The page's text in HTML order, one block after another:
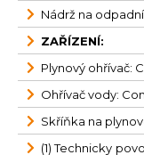
Nádrž na
ZAŘÍZENÍ:
Plynový ohřívač:
Ohřívač vody:
Skříňka na
(1) Technicky